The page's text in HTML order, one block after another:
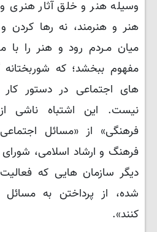
وسیله هنر و خلق آثار هنری
هنر و هنرمند، نه رها کردن
میان مـردم رود و هنر را با
مفهوم ببخشد؛ که
های اجتماعی در دستور
نیست. این اشتباه ناشی
فرهنگی» از «مسائل
فرهنگ و ارشاد اسلامی،
دیگر سازمان‌ هایی که
شده، از پرداختن به
‌کنند».